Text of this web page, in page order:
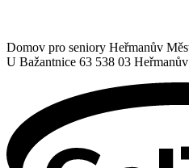
Domov pro seniory Heřmanův
U Bažantnice 63 538 03